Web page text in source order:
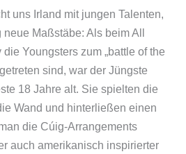
uns Irland mit jungen Talenten,
Maßstäbe: Als beim All
Youngsters zum „battle of the
sind, war der Jüngste
18 Jahre alt. Sie spielten die
Wand und hinterließen einen
die Cúig-Arrangements
auch amerikanisch inspirierter